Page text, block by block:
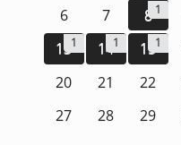
6
7 8 1
131 141 151
20
21 22
27
28 29